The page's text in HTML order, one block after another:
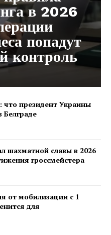
в 2026
попадут
контроль
президент Украины
Белграде
шахматной славы в 2026
гроссмейстера
от мобилизации с 1
для